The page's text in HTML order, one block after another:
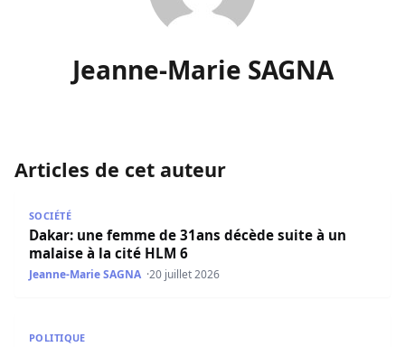
Jeanne-Marie SAGNA
Articles de cet auteur
SOCIÉTÉ
​Dakar: une femme de 31ans décède suite à un
malaise à la cité HLM 6
Jeanne-Marie SAGNA 20 juillet 2026
POLITIQUE